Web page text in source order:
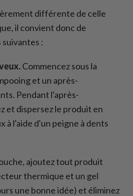
différente de celle
il convient donc de
:
Commencez sous la
et un après-
Pendant l'après-
et dispersez le produit en
à l'aide d'un peigne à dents
ajoutez tout produit
thermique et un gel
une bonne idée) et éliminez